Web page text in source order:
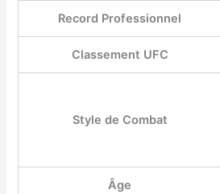
Record Professionnel
Classement UFC
Style de Combat
Âge